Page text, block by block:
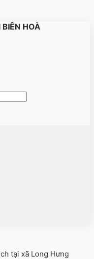
HOÀ
tại xã Long Hưng